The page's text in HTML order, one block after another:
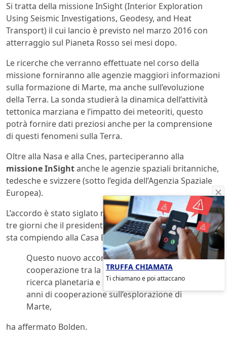
Si tratta della missione InSight (Interior Exploration
Using Seismic Investigations, Geodesy, and Heat
Transport) il cui lancio è previsto nel marzo 2016 con
atterraggio sul Pianeta Rosso sei mesi dopo.
Le ricerche che verranno effettuate nel corso della
missione forniranno alle agenzie maggiori informazioni
sulla formazione di Marte, ma anche sull’evoluzione
della Terra. La sonda studierà la dinamica dell’attività
tettonica marziana e l’impatto dei meteoriti, questo
potrà fornire dati preziosi anche per la comprensione
di questi fenomeni sulla Terra.
Oltre alla Nasa e alla Cnes, parteciperanno alla
missione InSightanche le agenzie spaziali britanniche,
tedesche e svizzere (sotto l’egida dell’Agenzia Spaziale
Europea).
L’accordo è stato siglato nel corso della visita di Stato di
tre giorni che il presidente franceseFrançois Hollande
sta compiendo alla Casa Bianca.
Questo nuovo accordo consolida la
cooperazione tra la Nasa e il Cnes nella
ricerca planetaria e si appoggia su oltre venti
anni di cooperazione sull’esplorazione di
Marte,
ha affermato Bolden.
TRUFFA CHIAMATA
Ti chiamano e poi attaccano